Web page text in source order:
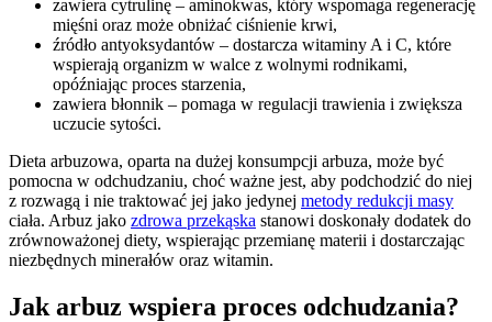
zawiera cytrulinę – aminokwas, który wspomaga regenerację
mięśni oraz może obniżać ciśnienie krwi,
źródło antyoksydantów – dostarcza witaminy A i C, które
wspierają organizm w walce z wolnymi rodnikami,
opóźniając proces starzenia,
zawiera błonnik – pomaga w regulacji trawienia i zwiększa
uczucie sytości.
Dieta arbuzowa, oparta na dużej konsumpcji arbuza, może być
pomocna w odchudzaniu, choć ważne jest, aby podchodzić do niej
z rozwagą i nie traktować jej jako jedynej metody redukcji masy
ciała. Arbuz jako zdrowa przekąska stanowi doskonały dodatek do
zrównoważonej diety, wspierając przemianę materii i dostarczając
niezbędnych minerałów oraz witamin.
Jak arbuz wspiera proces odchudzania?